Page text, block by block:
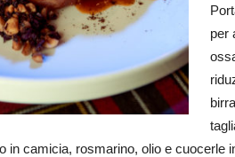
per
in camicia, rosmarino, olio e cuocerle